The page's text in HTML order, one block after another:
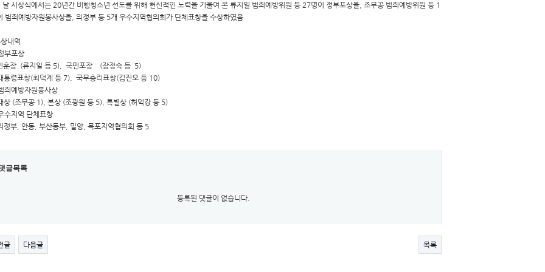
시상식에서는 20년간 비행청소년 선도를 위해 헌신적인 노력을 기울여 온 류지일 범죄예방위원 등 27명이 정부포상을, 조무공 범죄예방위원 등 1
범죄예방자원봉사상을, 의정부 등 5개 우수지역협의회가 단체표창을 수상하였음
내역
부포상
훈장 (류지일 등 5), 국민포장 (장정숙 등 5)
령표창(최덕계 등 7), 국무총리표창(김진오 등 10)
죄예방자원봉사상
(조무공 1), 본상 (조광원 등 5), 특별상 (허익강 등 5)
수지역 단체표창
부, 안동, 부산동부, 밀양, 목포지역협의회 등 5
글목록
등록된 댓글이 없습니다.
글 다음글 목록